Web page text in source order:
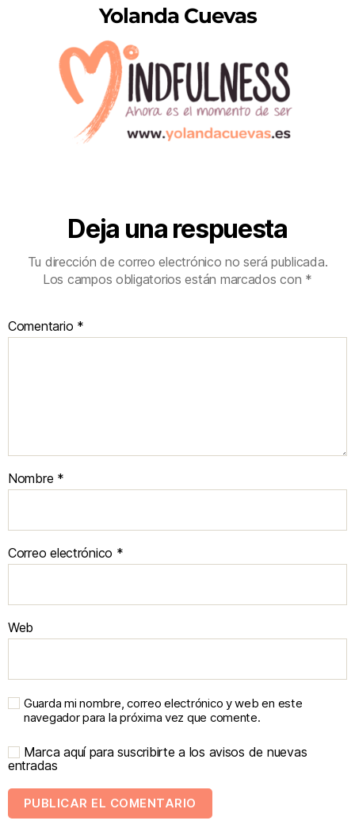
Yolanda Cuevas
Deja una respuesta
Tu dirección de correo electrónico no será publicada.
Los campos obligatorios están marcados con *
Comentario *
Nombre *
Correo electrónico *
Web
Guarda mi nombre, correo electrónico y web en este
navegador para la próxima vez que comente.
Marca aquí para suscribirte a los avisos de nuevas
entradas